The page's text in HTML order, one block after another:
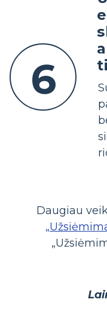
6
Daugiau